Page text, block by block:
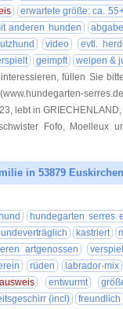
erwartete größe: ca.
anderen hunden
video
evtl.
geimpft
welpen &
füllen Sie
lebt in
Fofo, Moelleux
in 53879
hundegarten serres
kastriert
artgenossen
rüden
labrador-mix
entwurmt
(incl)
freundlich